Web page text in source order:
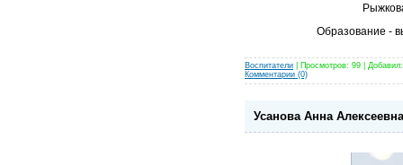
Образование -
Воспитатели | Просмотров: 99 |
Комментарии (0)
Усанова Анна